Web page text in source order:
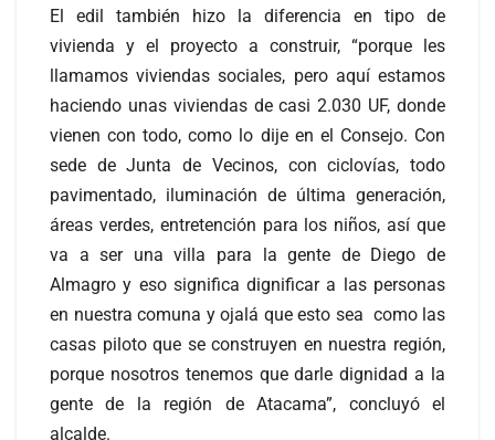
El edil también hizo la diferencia en tipo de
vivienda y el proyecto a construir, “porque les
llamamos viviendas sociales, pero aquí estamos
haciendo unas viviendas de casi 2.030 UF, donde
vienen con todo, como lo dije en el Consejo. Con
sede de Junta de Vecinos, con ciclovías, todo
pavimentado, iluminación de última generación,
áreas verdes, entretención para los niños, así que
va a ser una villa para la gente de Diego de
Almagro y eso significa dignificar a las personas
en nuestra comuna y ojalá que esto sea como las
casas piloto que se construyen en nuestra región,
porque nosotros tenemos que darle dignidad a la
gente de la región de Atacama”, concluyó el
alcalde.